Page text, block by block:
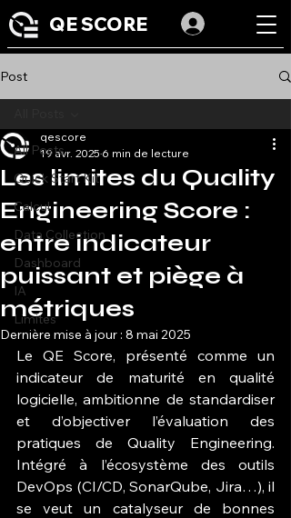
QE SCORE
Post
All Posts
Quick Start Kit
Calcul
Data Collection
Dashboard
IA
Limites
Les limites du Quality
Engineering Score :
entre indicateur
puissant et piège à
métriques
qescore
19 avr. 2025 6 min de lecture
Dernière mise à jour : 8 mai 2025
Le QE Score, présenté comme un
indicateur de maturité en qualité
logicielle, ambitionne de standardiser
et d’objectiver l’évaluation des
pratiques de Quality Engineering.
Intégré à l’écosystème des outils
DevOps (CI/CD, SonarQube, Jira…), il
se veut un catalyseur de bonnes